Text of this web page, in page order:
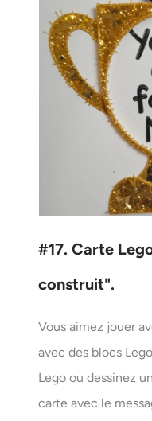
#17. Carte
construit".
Vous aimez jouer
avec des blocs
Lego ou dessinez
carte avec le